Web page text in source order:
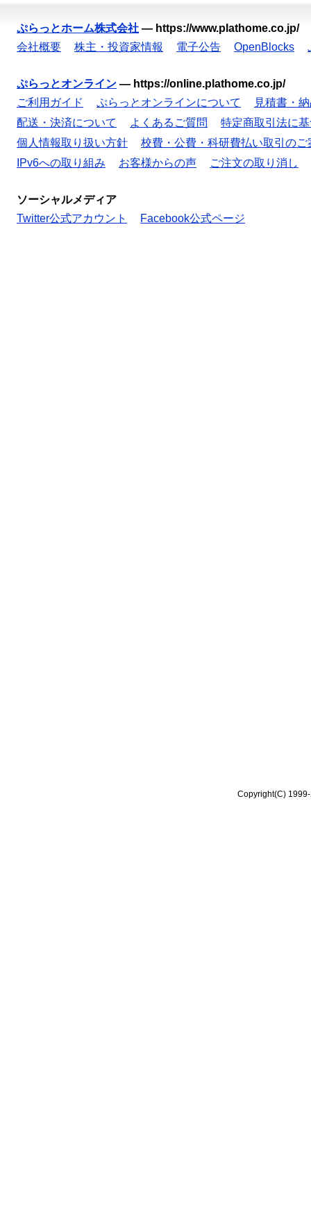
ぷらっとホーム株式会社 — https://www.plathome.co.jp/
会社概要
株主・投資家情報 電子公告 OpenBlocks
ぷらっとオンライン — https://online.plathome.co.jp/
ご利用ガイド
ぷらっとオンラインについて
見積書・
配送・決済について
よくあるご質問
特定商取引法に
個人情報取り扱い方針
校費・公費・科研費払い取引のご
IPv6への取り組み
お客様からの声 ご注文の取り消し
ソーシャルメディア
Twitter公式アカウント
Facebook公式ページ
Copyright(C)